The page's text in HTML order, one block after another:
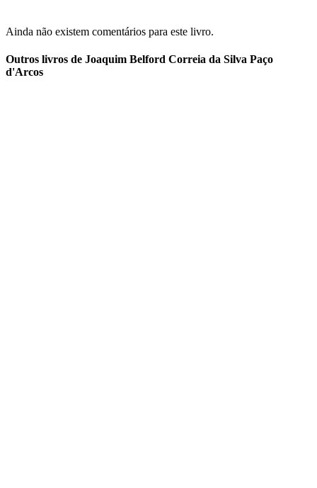
Ainda não existem comentários para este livro.
Outros livros de Joaquim Belford Correia da Silva Paço
d'Arcos